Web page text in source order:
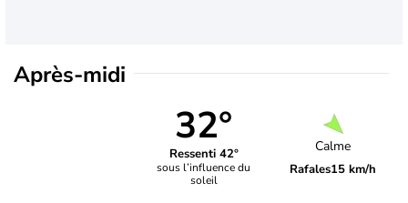
Après-midi
32°
Ressenti 42°
sous l’influence du
soleil
Calme
Rafales15 km/h